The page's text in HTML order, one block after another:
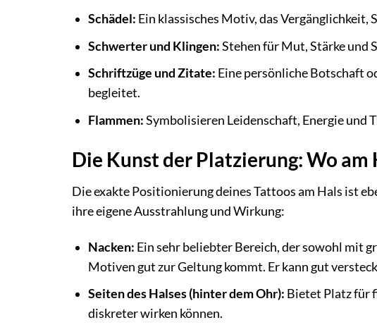
Schädel: Ein klassisches Motiv, das
Schwerter und Klingen:Stehen für Mut, Stärke und
Schriftzüge und Zitate: Eine persönliche Botschaft
begleitet.
Flammen:Symbolisieren Leidenschaft, Energie und
Die Kunst der Platzierung: Wo am
Die exakte Positionierung deines Tattoos am Hals ist
ihre eigene Ausstrahlung und Wirkung:
Nacken: Ein sehr beliebter Bereich, der sowohl mit
Motiven gut zur Geltung kommt. Er kann gut
Seiten des Halses (hinter dem Ohr): Bietet Platz für
diskreter wirken können.